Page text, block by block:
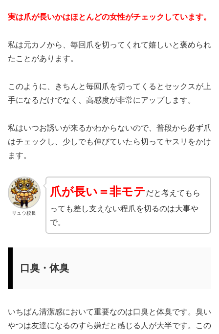
実は爪が長いかはほとんどの女性がチェックしています。
私は元カノから、毎回爪を切ってくれて嬉しいと褒められ
たことがあります。
このように、きちんと毎回爪を切ってくるとセックスが上
手になるだけでなく、高感度が非常にアップします。
私はいつお誘いが来るかわからないので、普段から必ず爪
はチェックし、少しでも伸びていたら切ってヤスリをかけ
ます。
リュウ校長
爪が長い＝非モテだと考えてもら
っても差し支えない程爪を切るのは大事や
で。
口臭・体臭
いちばん清潔感において重要なのは口臭と体臭です。臭い
やつは友達になるのすら嫌だと感じる人が大半です。この